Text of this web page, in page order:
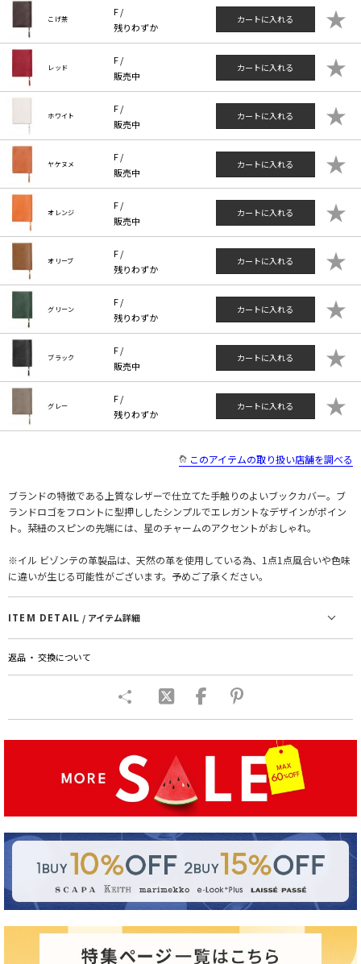
こげ茶
F /
残りわずか
カートに入れる ★
レッド
F /
販売中
カートに入れる ★
ホワイト
F /
販売中
カートに入れる ★
ヤケヌメ
F /
販売中
カートに入れる ★
オレンジ
F /
販売中
カートに入れる ★
オリーブ
F /
残りわずか
カートに入れる ★
グリーン
F /
残りわずか
カートに入れる ★
ブラック
F /
販売中
カートに入れる ★
グレー
F /
残りわずか
カートに入れる ★
このアイテムの取り扱い店舗を調べる
ブランドの特徴である上質なレザーで仕立てた手触りのよいブックカバー。ブ
ランドロゴをフロントに型押ししたシンプルでエレガントなデザインがポイン
ト。栞紐のスピンの先端には、星のチャームのアクセントがおしゃれ。
※イル ビゾンテの革製品は、天然の革を使用している為、1点1点風合いや色味
に違いが生じる可能性がございます。予めご了承ください。
ITEM DETAIL / アイテム詳細
返品 ・ 交換について